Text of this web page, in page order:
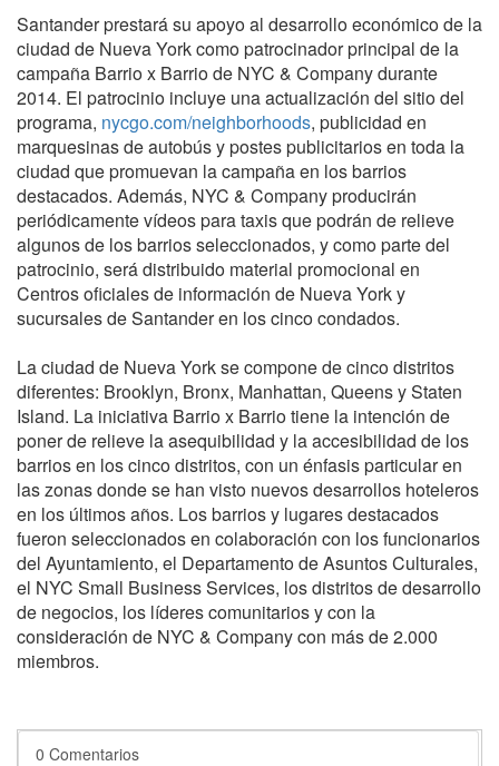
Santander prestará su apoyo al desarrollo económico de la
ciudad de Nueva York como patrocinador principal de la
campaña Barrio x Barrio de NYC & Company durante
2014. El patrocinio incluye una actualización del sitio del
programa, nycgo.com/neighborhoods, publicidad en
marquesinas de autobús y postes publicitarios en toda la
ciudad que promuevan la campaña en los barrios
destacados. Además, NYC & Company producirán
periódicamente vídeos para taxis que podrán de relieve
algunos de los barrios seleccionados, y como parte del
patrocinio, será distribuido material promocional en
Centros oficiales de información de Nueva York y
sucursales de Santander en los cinco condados.
La ciudad de Nueva York se compone de cinco distritos
diferentes: Brooklyn, Bronx, Manhattan, Queens y Staten
Island. La iniciativa Barrio x Barrio tiene la intención de
poner de relieve la asequibilidad y la accesibilidad de los
barrios en los cinco distritos, con un énfasis particular en
las zonas donde se han visto nuevos desarrollos hoteleros
en los últimos años. Los barrios y lugares destacados
fueron seleccionados en colaboración con los funcionarios
del Ayuntamiento, el Departamento de Asuntos Culturales,
el NYC Small Business Services, los distritos de desarrollo
de negocios, los líderes comunitarios y con la
consideración de NYC & Company con más de 2.000
miembros.
0 Comentarios